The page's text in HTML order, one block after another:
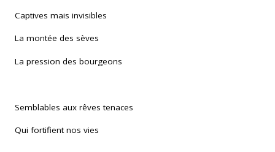
Captives mais invisibles
La montée des sèves
La pression des bourgeons
Semblables aux rêves tenaces
Qui fortifient nos vies